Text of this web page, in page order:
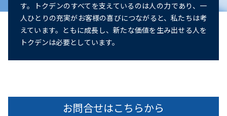
す。トクデンのすべてを支えているのは人の力であり、一
人ひとりの充実がお客様の喜びにつながると、私たちは考
えています。ともに成長し、新たな価値を生み出せる人を
トクデンは必要としています。
お問合せはこちらから